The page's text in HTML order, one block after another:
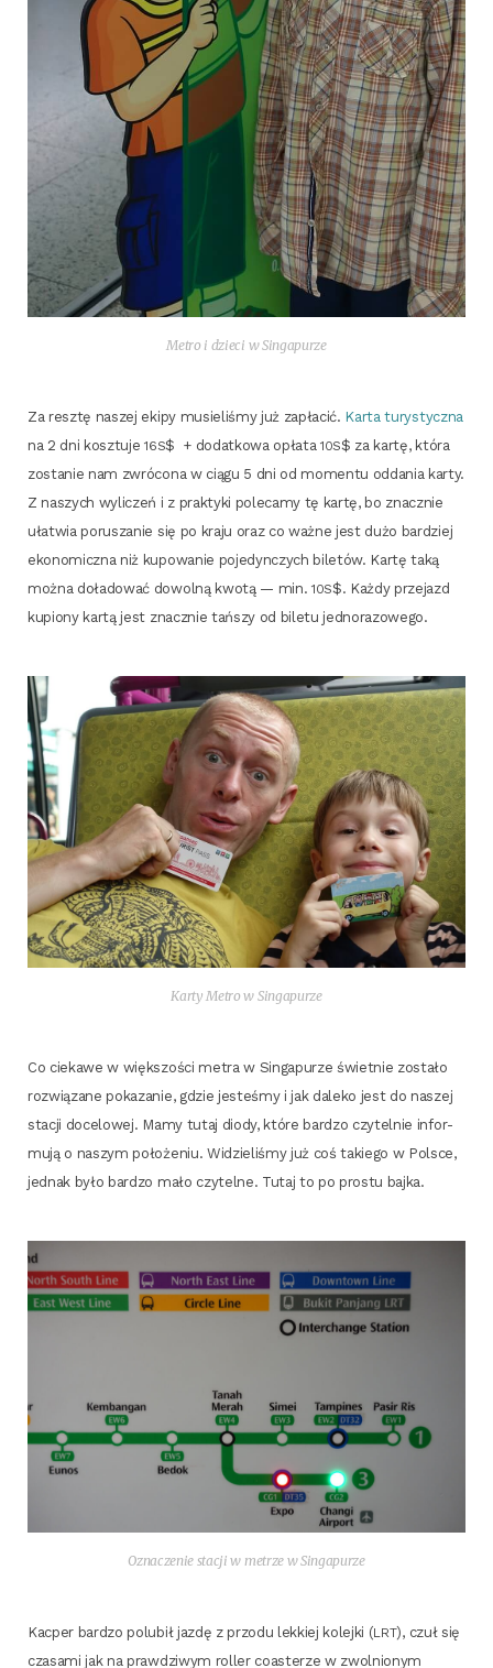
Metro i dzie­ci w Singapurze
Za resz­tę naszej eki­py musie­li­śmy już zapła­cić. Kar­ta tury­stycz­na
na 2 dni kosz­tu­je16S$ + dodat­ko­wa opła­ta10S$ za kar­tę, któ­ra
zosta­nie nam zwró­co­na w cią­gu 5 dni od momen­tu odda­nia kar­ty.
Z naszych wyli­czeń i z prak­ty­ki pole­ca­my tę kar­tę, bo znacz­nie
uła­twia poru­sza­nie się po kra­ju oraz co waż­ne jest dużo bar­dziej
eko­no­micz­na niż kupo­wa­nie poje­dyn­czych bile­tów. Kar­tę taką
moż­na doła­do­wać dowol­ną kwo­tą — min. 10S$. Każ­dy prze­jazd
kupio­ny kar­tą jest znacz­nie tań­szy od bile­tu jednorazowego.
Kar­ty Metro w Singapurze
Co cie­ka­we w więk­szo­ści metra w Sin­ga­pu­rze świet­nie zosta­ło
roz­wią­za­ne poka­za­nie, gdzie jeste­śmy i jak dale­ko jest do naszej
sta­cji doce­lo­wej. Mamy tutaj dio­dy, któ­re bar­dzo czy­tel­nie infor­
mu­ją o naszym poło­że­niu. Widzie­li­śmy już coś takie­go w Pol­sce,
jed­nak było bar­dzo mało czy­tel­ne. Tutaj to po pro­stu bajka.
Ozna­cze­nie sta­cji w metrze w Singapurze
Kac­per bar­dzo polu­bił jaz­dę z przo­du lek­kiej kolej­ki (LRT), czuł się
cza­sa­mi jak na praw­dzi­wym rol­ler coaste­rze w zwol­nio­nym